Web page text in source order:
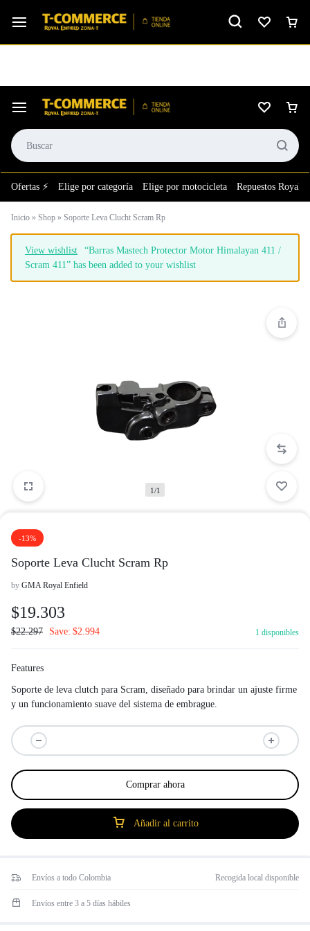
⚙️El taller más grande de LATAM en tu bolsillo. Ver calificación
Ofertas ⚡ Elige por categoría Elige por motocicleta Repuestos Royal
Inicio » Shop » Soporte Leva Clucht Scram Rp
View wishlist
“Barras Mastech Protector Motor Himalayan 411 /
Scram 411” has been added to your wishlist
1/1
-13%
Soporte Leva Clucht Scram Rp
by GMA Royal Enfield
$19.303
$22.297 Save: $2.994 1 disponibles
Features
Soporte de leva clutch para Scram, diseñado para brindar un ajuste firme
y un funcionamiento suave del sistema de embrague.
Añadir al carrito
Comprar ahora
Envíos a todo Colombia Recogida local disponible
Envíos entre 3 a 5 días hábiles